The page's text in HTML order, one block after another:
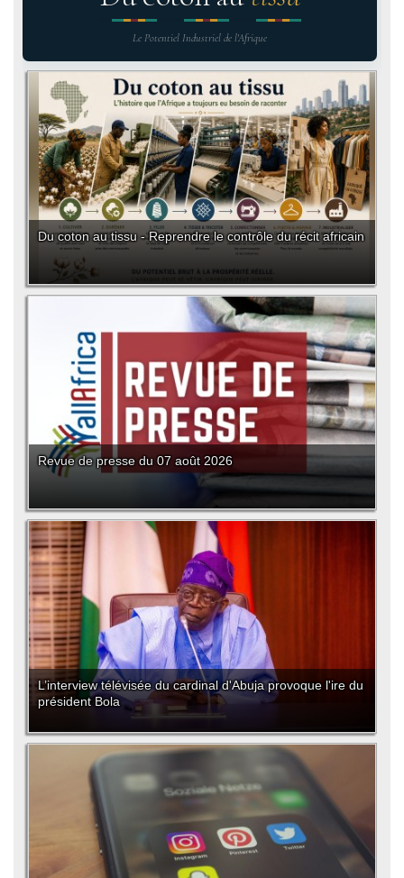
Le Potentiel Industriel de l'Afrique
Du coton au tissu - Reprendre le contrôle du récit africain
Revue de presse du 07 août 2026
L’interview télévisée du cardinal d'Abuja provoque l'ire du
président Bola